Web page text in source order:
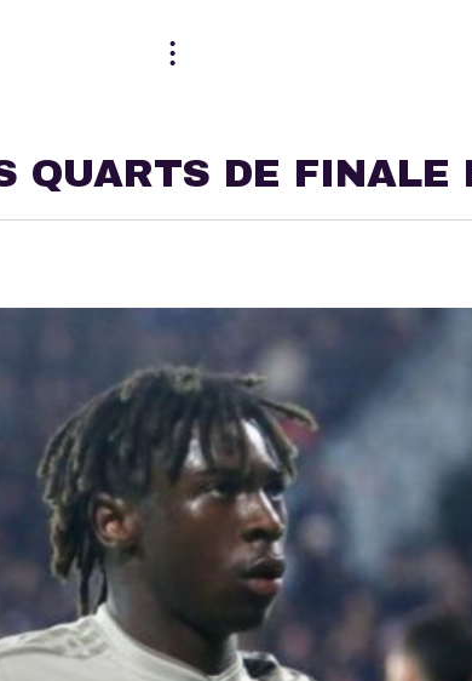
QUARTS DE FINALE